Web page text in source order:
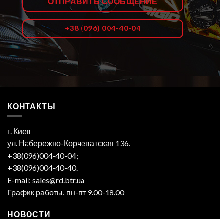
+38 (096) 004-40-04
КОНТАКТЫ
г. Киев
ул. Набережно-Корчеватская 136.
+38(096)004-40-04;
+38(096)004-40-40.
E-mail: sales@rd.btr.ua
График работы: пн-пт 9.00-18.00
НОВОСТИ